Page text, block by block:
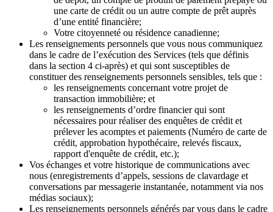
une carte de crédit ou un autre compte de prêt auprès
d’une entité financière;
Votre citoyenneté ou résidence canadienne;
Les renseignements personnels que vous nous communiquez
dans le cadre de l’exécution des Services (tels que définis
dans la section 4 ci-après) et qui sont susceptibles de
constituer des renseignements personnels sensibles, tels que :
les renseignements concernant votre projet de
transaction immobilière; et
les renseignements d’ordre financier qui sont
nécessaires pour réaliser des enquêtes de crédit et
prélever les acomptes et paiements (Numéro de carte de
crédit, approbation hypothécaire, relevés fiscaux,
rapport d'enquête de crédit, etc.);
Vos échanges et votre historique de communications avec
nous (enregistrements d’appels, sessions de clavardage et
conversations par messagerie instantanée, notamment via nos
médias sociaux);
Les renseignements personnels générés par vous dans le cadre